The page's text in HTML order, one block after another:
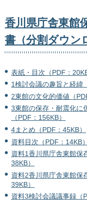
香川県庁舎東館
書（分割ダウン
表紙・目次（PDF：20KB
1検討会議の趣旨と経緯
2東館の文化的価値（
3東館の保存・耐震化に
（PDF：156KB）
4まとめ（PDF：45KB）
資料目次（PDF：14KB）
資料1香川県庁舎東館保
38KB）
資料2香川県庁舎東館保
39KB）
資料3検討会議議事録（